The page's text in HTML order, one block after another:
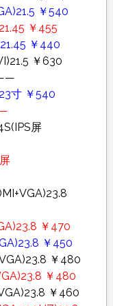
￥540
￥455
￥440
￥630
寸 ￥540
屏
￥470
￥450
￥480
￥480
￥460